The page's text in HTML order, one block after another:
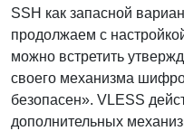
SSH как запасной
продолжаем с
можно встретить
своего механизма
безопасен». VLESS
дополнительных